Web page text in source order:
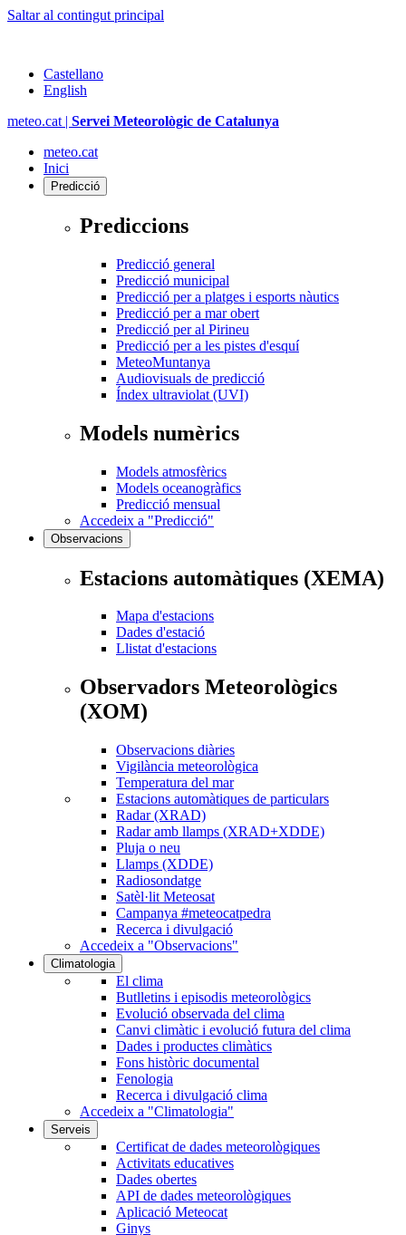
Saltar al contingut principal
Castellano
English
meteo.cat | Servei Meteorològic de Catalunya
meteo.cat
Inici
Predicció
Prediccions
Predicció general
Predicció municipal
Predicció per a platges i esports nàutics
Predicció per a mar obert
Predicció per al Pirineu
Predicció per a les pistes d'esquí
MeteoMuntanya
Audiovisuals de predicció
Índex ultraviolat (UVI)
Models numèrics
Models atmosfèrics
Models oceanogràfics
Predicció mensual
Accedeix a "Predicció"
Observacions
Estacions automàtiques (XEMA)
Mapa d'estacions
Dades d'estació
Llistat d'estacions
Observadors Meteorològics
(XOM)
Observacions diàries
Vigilància meteorològica
Temperatura del mar
Estacions automàtiques de particulars
Radar (XRAD)
Radar amb llamps (XRAD+XDDE)
Pluja o neu
Llamps (XDDE)
Radiosondatge
Satèl·lit Meteosat
Campanya #meteocatpedra
Recerca i divulgació
Accedeix a "Observacions"
Climatologia
El clima
Butlletins i episodis meteorològics
Evolució observada del clima
Canvi climàtic i evolució futura del clima
Dades i productes climàtics
Fons històric documental
Fenologia
Recerca i divulgació clima
Accedeix a "Climatologia"
Serveis
Certificat de dades meteorològiques
Activitats educatives
Dades obertes
API de dades meteorològiques
Aplicació Meteocat
Ginys